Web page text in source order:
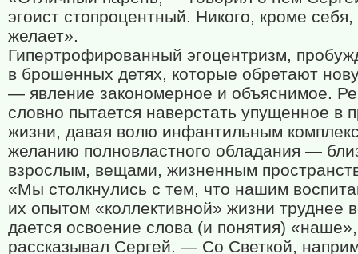
эгоист стопроцентный. Никого, кроме себя,
желает».
Гипертрофированный эгоцентризм,
в брошенных детях, которые обретают
— явление закономерное и объяснимое.
словно пытается наверстать упущенное в
жизни, давая волю инфантильным
желанию полновластного обладания —
взрослым, вещами, жизненным
«Мы столкнулись с тем, что нашим
их опытом «коллективной» жизни труднее
дается освоение слова (и понятия)
рассказывал Сергей. — Со Светкой,